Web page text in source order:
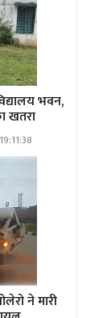
भवन,
खतरा
ने मारी